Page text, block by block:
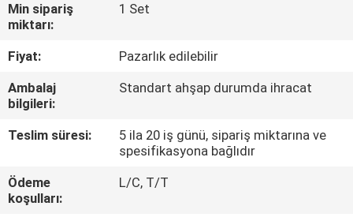
TURU
KALITE
KONTROL
BIZIMLE
ILETIŞIME
GEÇIN
Min sipariş
miktarı:
1 Set
Fiyat:
Pazarlık edilebilir
Ambalaj
bilgileri:
Standart ahşap durumda ihracat
Teslim süresi:
5 ila 20 iş günü, sipariş miktarına ve
spesifikasyona bağlıdır
Ödeme
koşulları:
L/C, T/T